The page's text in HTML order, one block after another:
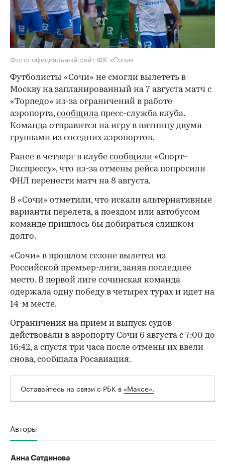
Фото: официальный сайт ФК «Сочи»
Футболисты «Сочи» не смогли вылететь в
Москву на запланированный на 7 августа матч с
«Торпедо» из-за ограничений в работе
аэропорта,сообщилапресс-служба клуба.
Команда отправится на игру в пятницу двумя
группами из соседних аэропортов.
Ранее в четверг в клубе сообщили «Спорт-
Экспрессу», что из-за отмены рейса попросили
ФНЛ перенести матч на 8 августа.
В «Сочи» отметили, что искали альтернативные
варианты перелета, а поездом или автобусом
команде пришлось бы добираться слишком
долго.
00:00
«Сочи» в прошлом сезоне вылетел из
Российской премьер-лиги, заняв последнее
место. В первой лиге сочинская команда
одержала одну победу в четырех турах и идет на
14-м месте.
Ограничения на прием и выпуск судов
действовали в аэропорту Сочи 6 августа с 7:00 до
16:42, а спустя три часа после отмены их ввели
снова, сообщала Росавиация.
Оставайтесь на связи с РБК в «Максе».
Авторы
Анна Сатдинова